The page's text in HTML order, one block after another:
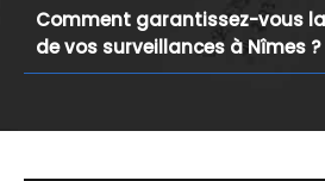
Comment garantissez-vous
de vos surveillances à Nîmes ?